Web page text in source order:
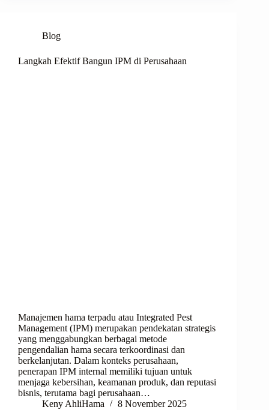
Blog
Langkah Efektif Bangun IPM di Perusahaan
Manajemen hama terpadu atau Integrated Pest
Management (IPM) merupakan pendekatan strategis
yang menggabungkan berbagai metode
pengendalian hama secara terkoordinasi dan
berkelanjutan. Dalam konteks perusahaan,
penerapan IPM internal memiliki tujuan untuk
menjaga kebersihan, keamanan produk, dan reputasi
bisnis, terutama bagi perusahaan…
Keny AhliHama
8 November 2025